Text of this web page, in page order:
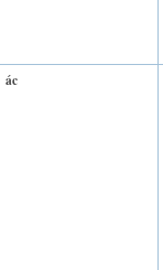
ác